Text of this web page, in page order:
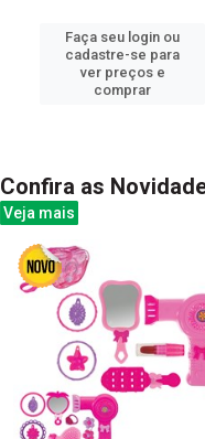
Faça seu login ou
cadastre-se para
ver preços e
comprar
Confira as
Veja mais